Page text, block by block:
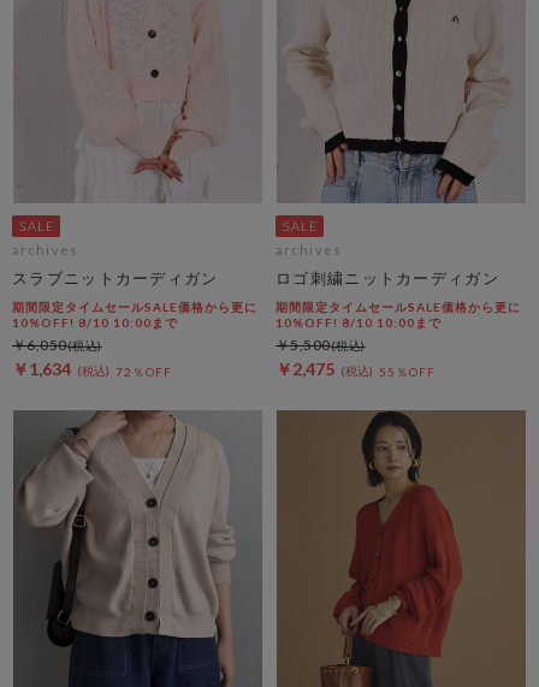
archives
スラブニットカーディガン
期間限定タイムセールSALE価格から更に
10%OFF! 8/10 10:00まで
￥1,634 72％OFF
￥6,050
archives
ロゴ刺繍ニットカーディガン
期間限定タイムセールSALE価格から更に
10%OFF! 8/10 10:00まで
￥2,475 55％OFF
￥5,500